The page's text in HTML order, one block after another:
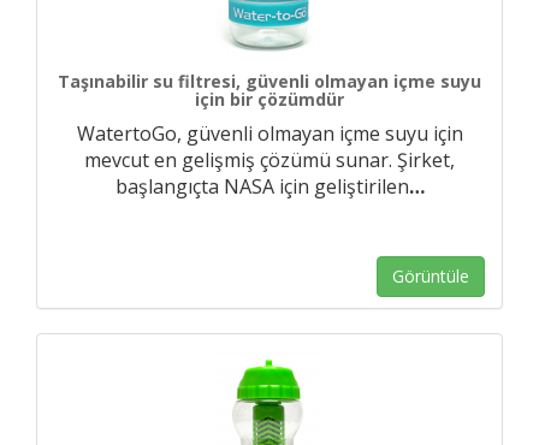
Taşınabilir su filtresi, güvenli olmayan içme suyu
için bir çözümdür
WatertoGo, güvenli olmayan içme suyu için
mevcut en gelişmiş çözümü sunar. Şirket,
başlangıçta NASA için geliştirilen…
Görüntüle